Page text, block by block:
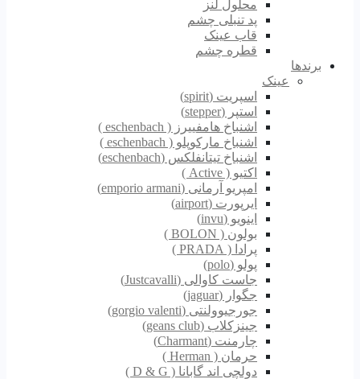
محلول لنز
پد تنبلی چشم
قاب عینک
قطره چشم
برندها
عینک
اسپریت (spirit)
استپر (stepper)
اشنباخ هامفییرز ( eschenbach )
اشنباخ مارکوپلو ( eschenbach )
اشنباخ تیتانفلکس (eschenbach)
اکتیو ( Active )
امپریو آرمانی (emporio armani)
ایرپورت (airport)
اینویو (invu)
بولون ( BOLON )
پرادا ( PRADA )
پولو (polo)
جاست کاوالی (Justcavalli)
جگوار (jaguar)
جورجیوولنتی (gorgio valenti)
جینزکلاب (geans club)
چارمنت (Charmant)
حرمان ( Herman )
دولچی اند گابانا ( D & G )